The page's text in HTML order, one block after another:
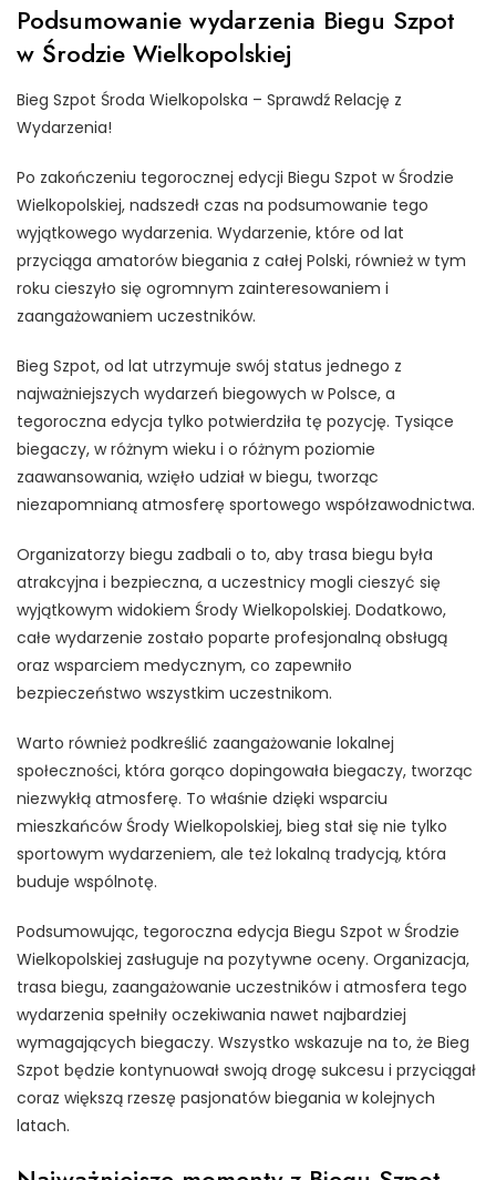
Podsumowanie wydarzenia Biegu Szpot
w Środzie Wielkopolskiej
Bieg Szpot Środa Wielkopolska – Sprawdź Relację z
Wydarzenia!
Po zakończeniu tegorocznej edycji Biegu Szpot w Środzie
Wielkopolskiej, nadszedł czas na podsumowanie tego
wyjątkowego wydarzenia. Wydarzenie, które od lat
przyciąga amatorów biegania z całej Polski, również w tym
roku cieszyło się ogromnym zainteresowaniem i
zaangażowaniem uczestników.
Bieg Szpot, od lat utrzymuje swój status jednego z
najważniejszych wydarzeń biegowych w Polsce, a
tegoroczna edycja tylko potwierdziła tę pozycję. Tysiące
biegaczy, w różnym wieku i o różnym poziomie
zaawansowania, wzięło udział w biegu, tworząc
niezapomnianą atmosferę sportowego współzawodnictwa.
Organizatorzy biegu zadbali o to, aby trasa biegu była
atrakcyjna i bezpieczna, a uczestnicy mogli cieszyć się
wyjątkowym widokiem Środy Wielkopolskiej. Dodatkowo,
całe wydarzenie zostało poparte profesjonalną obsługą
oraz wsparciem medycznym, co zapewniło
bezpieczeństwo wszystkim uczestnikom.
Warto również podkreślić zaangażowanie lokalnej
społeczności, która gorąco dopingowała biegaczy, tworząc
niezwykłą atmosferę. To właśnie dzięki wsparciu
mieszkańców Środy Wielkopolskiej, bieg stał się nie tylko
sportowym wydarzeniem, ale też lokalną tradycją, która
buduje wspólnotę.
Podsumowując, tegoroczna edycja Biegu Szpot w Środzie
Wielkopolskiej zasługuje na pozytywne oceny. Organizacja,
trasa biegu, zaangażowanie uczestników i atmosfera tego
wydarzenia spełniły oczekiwania nawet najbardziej
wymagających biegaczy. Wszystko wskazuje na to, że Bieg
Szpot będzie kontynuował swoją drogę sukcesu i przyciągał
coraz większą rzeszę pasjonatów biegania w kolejnych
latach.